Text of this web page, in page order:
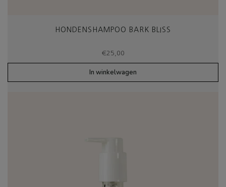
HONDENSHAMPOO BARK BLISS
€25,00
In winkelwagen